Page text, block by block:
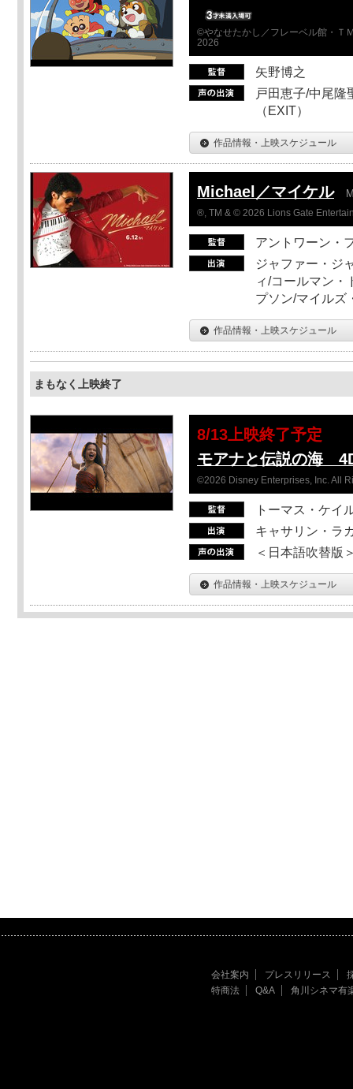
©やなせたかし／フレーベル館・Ｔ
2026
矢野博之
戸田恵子/中尾隆
（EXIT）
作品情報・上映スケジュール
Michael／マイケル
®, TM & © 2026 Lions Gate
アントワーン・
ジャファー・ジ
ィ/コールマン・
プソン/マイルズ
作品情報・上映スケジュール
まもなく上映終了
8/13上映終了予定
モアナと伝説の海
©2026 Disney Enterprises, Inc. All
トーマス・ケイ
キャサリン・ラ
＜日本語吹替版
作品情報・上映スケジュール
会社案内 プレスリリース
特商法
Q&A 角川シネマ有